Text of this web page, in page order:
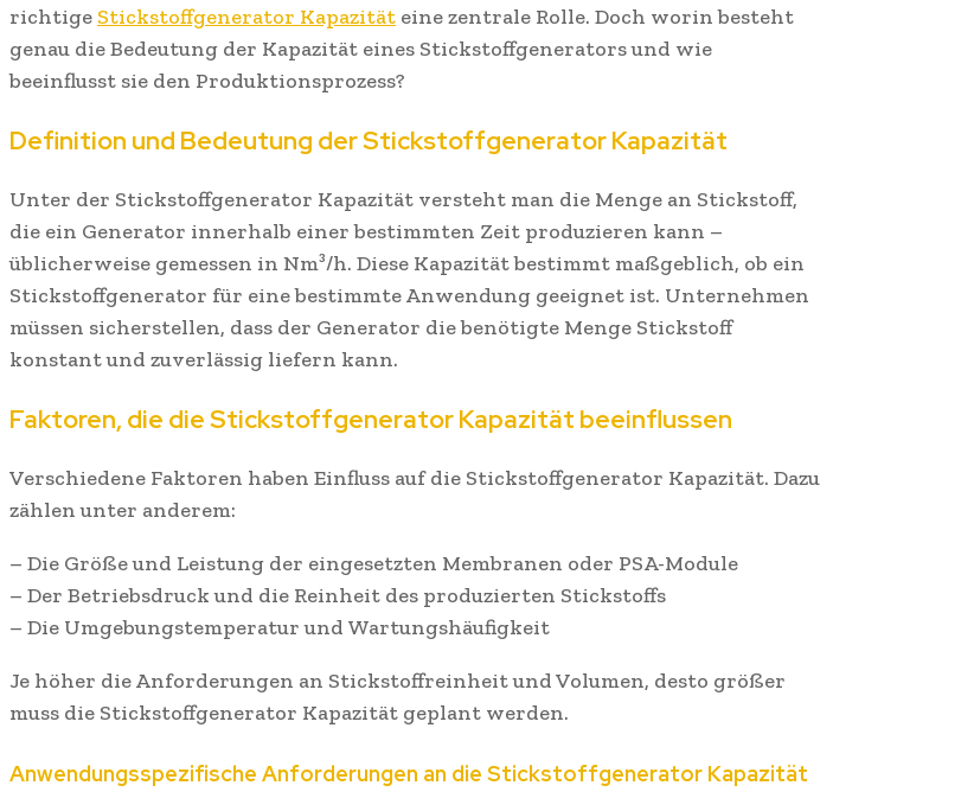
richtige Stickstoffgenerator Kapazität eine zentrale Rolle. Doch worin besteht
genau die Bedeutung der Kapazität eines Stickstoffgenerators und wie
beeinflusst sie den Produktionsprozess?
Definition und Bedeutung der Stickstoffgenerator Kapazität
Unter der Stickstoffgenerator Kapazität versteht man die Menge an Stickstoff,
die ein Generator innerhalb einer bestimmten Zeit produzieren kann –
üblicherweise gemessen in Nm³/h. Diese Kapazität bestimmt maßgeblich, ob ein
Stickstoffgenerator für eine bestimmte Anwendung geeignet ist. Unternehmen
müssen sicherstellen, dass der Generator die benötigte Menge Stickstoff
konstant und zuverlässig liefern kann.
Faktoren, die die Stickstoffgenerator Kapazität beeinflussen
Verschiedene Faktoren haben Einfluss auf die Stickstoffgenerator Kapazität. Dazu
zählen unter anderem:
– Die Größe und Leistung der eingesetzten Membranen oder PSA-Module
– Der Betriebsdruck und die Reinheit des produzierten Stickstoffs
– Die Umgebungstemperatur und Wartungshäufigkeit
Je höher die Anforderungen an Stickstoffreinheit und Volumen, desto größer
muss die Stickstoffgenerator Kapazität geplant werden.
Anwendungsspezifische Anforderungen an die Stickstoffgenerator Kapazität